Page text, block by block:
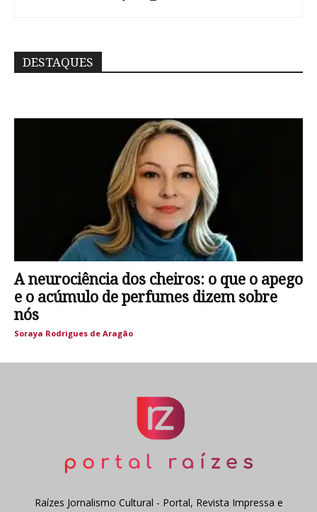
DESTAQUES
A neurociência dos cheiros: o que o apego
e o acúmulo de perfumes dizem sobre
nós
Soraya Rodrigues de Aragão
Raízes Jornalismo Cultural - Portal, Revista Impressa e